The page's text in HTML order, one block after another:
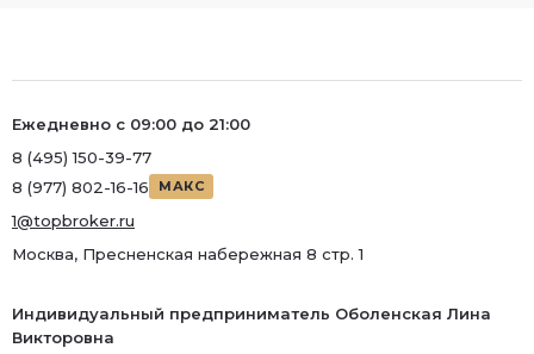
Ежедневно с 09:00 до 21:00
8 (495) 150-39-77
8 (977) 802-16-16
МАКС
1@topbroker.ru
Москва, Пресненская набережная 8 стр. 1
Индивидуальный предприниматель Оболенская Лина
Викторовна